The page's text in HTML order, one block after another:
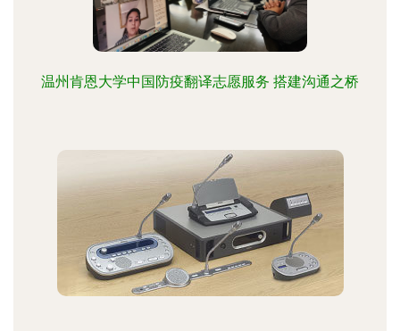
温州肯恩大学中国防疫翻译志愿服务 搭建沟通之桥